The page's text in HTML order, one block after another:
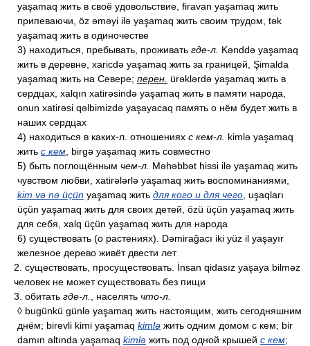
yaşamaq жить в своё удовольствие, firavan yaşamaq жить
припеваючи, öz əməyi ilə yaşamaq жить своим трудом, tək
yaşamaq жить в одиночестве
3) находиться, пребывать, проживать где-л. Kənddə yaşamaq
жить в деревне, xaricdə yaşamaq жить за границей, Şimalda
yaşamaq жить на Севере; перен. ürəklərdə yaşamaq жить в
сердцах, xalqın xatirəsində yaşamaq жить в памяти народа,
onun xatirəsi qəlbimizdə yaşayacaq память о нём будет жить в
наших сердцах
4) находиться в каких-л. отношениях с кем-л. kimlə yaşamaq
жить с кем , birgə yaşamaq жить совместно
5) быть поглощённым чем-л. Məhəbbət hissi ilə yaşamaq жить
чувством любви, xatirələrlə yaşamaq жить воспоминаниями,
kim və nə üçün yaşamaq жить для кого и для чего , uşaqları
üçün yaşamaq жить для своих детей, özü üçün yaşamaq жить
для себя, xalq üçün yaşamaq жить для народа
6) существовать (о растениях). Dəmirağacı iki yüz il yaşayır
железное дерево живёт двести лет
2. существовать, просуществовать. İnsan qidasız yaşaya bilməz
человек не может существовать без пищи
3. обитать где-л. , населять что-л.
◊ bugünkü günlə yaşamaq жить настоящим, жить сегодняшним
днём; birevli kimi yaşamaq kimlə жить одним домом с кем; bir
damın altında yaşamaq kimlə жить под одной крышей с кем;